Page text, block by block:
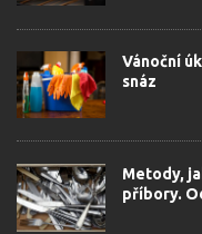
Vánoční
snáz
Metody,
příbory.